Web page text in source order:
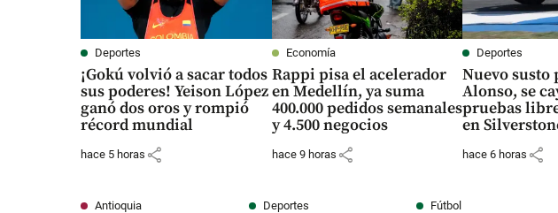
Deportes
¡Gokú volvió a sacar todos
sus poderes! Yeison López
ganó dos oros y rompió
récord mundial
hace 5 horas share
Economía
Rappi pisa el acelerador
en Medellín, ya suma
400.000 pedidos semanales
y 4.500 negocios
hace 9 horas share
Deportes
Nuevo susto
Alonso, se
pruebas
en
hace 6 horas share
Antioquia Deportes Fútbol